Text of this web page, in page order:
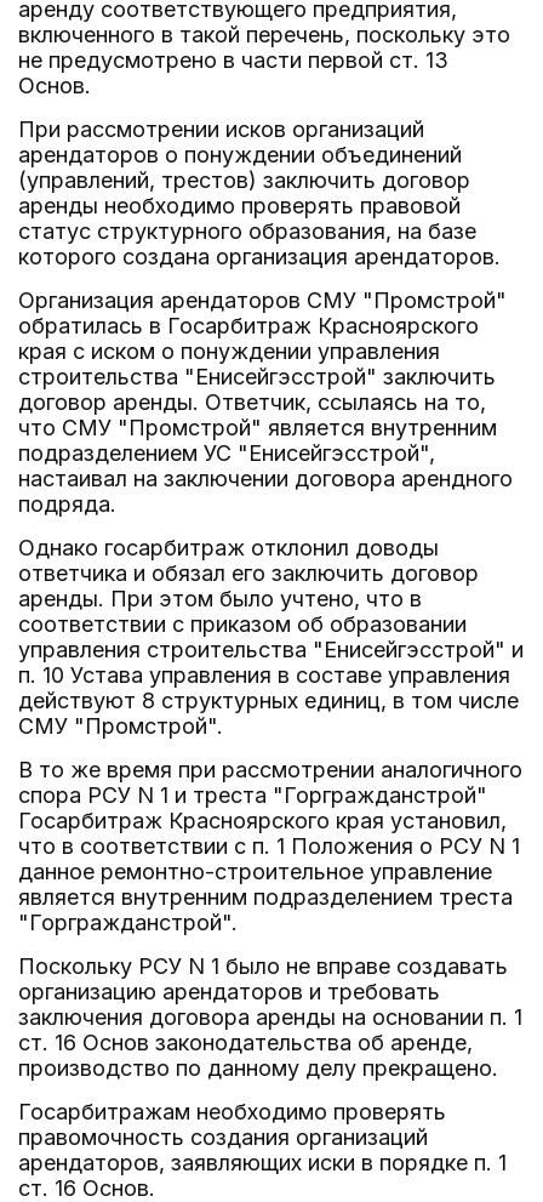
аренду соответствующего предприятия,
включенного в такой перечень, поскольку это
не предусмотрено в части первой ст. 13
Основ.
При рассмотрении исков организаций
арендаторов о понуждении объединений
(управлений, трестов) заключить договор
аренды необходимо проверять правовой
статус структурного образования, на базе
которого создана организация арендаторов.
Организация арендаторов СМУ "Промстрой"
обратилась в Госарбитраж Красноярского
края с иском о понуждении управления
строительства "Енисейгэсстрой" заключить
договор аренды. Ответчик, ссылаясь на то,
что СМУ "Промстрой" является внутренним
подразделением УС "Енисейгэсстрой",
настаивал на заключении договора арендного
подряда.
Однако госарбитраж отклонил доводы
ответчика и обязал его заключить договор
аренды. При этом было учтено, что в
соответствии с приказом об образовании
управления строительства "Енисейгэсстрой" и
п. 10 Устава управления в составе управления
действуют 8 структурных единиц, в том числе
СМУ "Промстрой".
В то же время при рассмотрении аналогичного
спора РСУ N 1 и треста "Горгражданстрой"
Госарбитраж Красноярского края установил,
что в соответствии с п. 1 Положения о РСУ N 1
данное ремонтно-строительное управление
является внутренним подразделением треста
"Горгражданстрой".
Поскольку РСУ N 1 было не вправе создавать
организацию арендаторов и требовать
заключения договора аренды на основании п. 1
ст. 16 Основ законодательства об аренде,
производство по данному делу прекращено.
Госарбитражам необходимо проверять
правомочность создания организаций
арендаторов, заявляющих иски в порядке п. 1
ст. 16 Основ.